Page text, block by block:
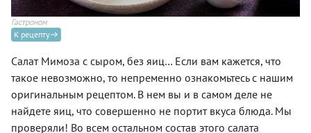
Гастроном
К рецепту
Салат Мимоза с сыром, без яиц… Если вам кажется, что
такое невозможно, то непременно ознакомьтесь с нашим
оригинальным рецептом. В нем вы и в самом деле не
найдете яиц, что совершенно не портит вкуса блюда. Мы
проверяли! Во всем остальном состав этого салата